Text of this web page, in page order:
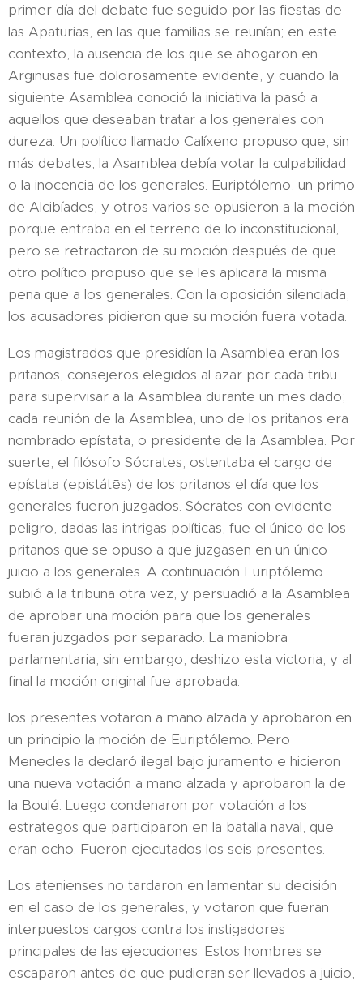
primer día del debate fue seguido por las fiestas de
las Apaturias, en las que familias se reunían; en este
contexto, la ausencia de los que se ahogaron en
Arginusas fue dolorosamente evidente, y cuando la
siguiente Asamblea conoció la iniciativa la pasó a
aquellos que deseaban tratar a los generales con
dureza. Un político llamado Calíxeno propuso que, sin
más debates, la Asamblea debía votar la culpabilidad
o la inocencia de los generales. Euriptólemo, un primo
de Alcibíades, y otros varios se opusieron a la moción
porque entraba en el terreno de lo inconstitucional,
pero se retractaron de su moción después de que
otro político propuso que se les aplicara la misma
pena que a los generales. Con la oposición silenciada,
los acusadores pidieron que su moción fuera votada.
Los magistrados que presidían la Asamblea eran los
pritanos, consejeros elegidos al azar por cada tribu
para supervisar a la Asamblea durante un mes dado;​
cada reunión de la Asamblea, uno de los pritanos era
nombrado epístata, o presidente de la Asamblea.​ Por
suerte, el filósofo Sócrates, ostentaba el cargo de
epístata (epistátēs) de los pritanos el día que los
generales fueron juzgados.​ Sócrates con evidente
peligro, dadas las intrigas políticas, fue el único de los
pritanos que se opuso a que juzgasen en un único
juicio a los generales.​ A continuación Euriptólemo
subió a la tribuna otra vez, y persuadió a la Asamblea
de aprobar una moción para que los generales
fueran juzgados por separado. La maniobra
parlamentaria, sin embargo, deshizo esta victoria, y al
final la moción original fue aprobada:
los presentes votaron a mano alzada y aprobaron en
un principio la moción de Euriptólemo. Pero
Menecles la declaró ilegal bajo juramento e hicieron
una nueva votación a mano alzada y aprobaron la de
la Boulé. Luego condenaron por votación a los
estrategos que participaron en la batalla naval, que
eran ocho. Fueron ejecutados los seis presentes.​​
Los atenienses no tardaron en lamentar su decisión
en el caso de los generales, y votaron que fueran
interpuestos cargos contra los instigadores
principales de las ejecuciones. Estos hombres se
escaparon antes de que pudieran ser llevados a juicio,